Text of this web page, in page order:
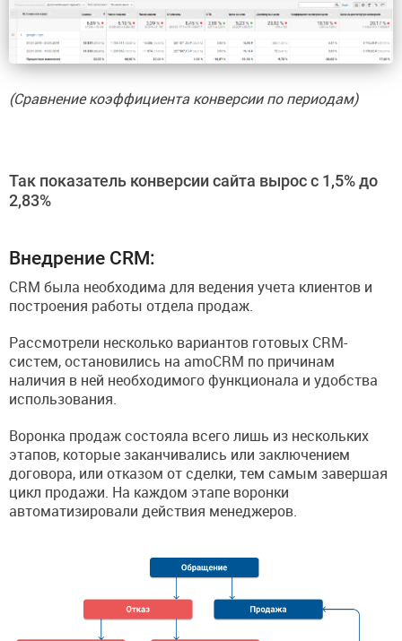
​(Сравнение коэффициента конверсии по периодам)
Так показатель конверсии сайта вырос с 1,5% до
2,83%
Внедрение CRM:
CRM была необходима для ведения учета клиентов и
построения работы отдела продаж.
Рассмотрели несколько вариантов готовых CRM-
систем, остановились на amoCRM по причинам
наличия в ней необходимого функционала и удобства
использования.
Воронка продаж состояла всего лишь из нескольких
этапов, которые заканчивались или заключением
договора, или отказом от сделки, тем самым завершая
цикл продажи. На каждом этапе воронки
автоматизировали действия менеджеров.